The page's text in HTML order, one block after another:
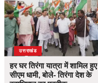
उत्तराखंड
हर घर तिरंगा यात्रा में शामिल हुए
सीएम धामी, बोले- तिरंगा देश के